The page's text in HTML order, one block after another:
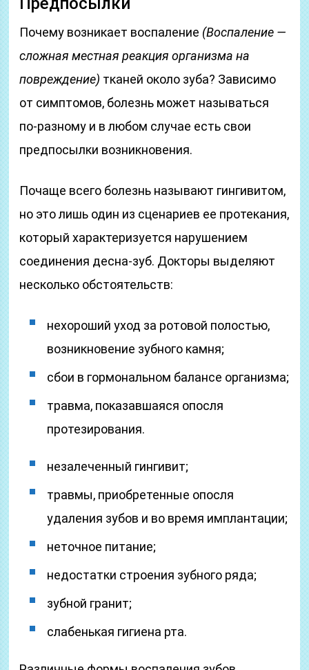
Почему возникает воспаление (Воспаление —
сложная местная реакция организма на
повреждение) тканей около зуба? Зависимо
от симптомов, болезнь может называться
по-разному и в любом случае есть свои
предпосылки возникновения.
Почаще всего болезнь называют гингивитом,
но это лишь один из сценариев ее протекания,
который характеризуется нарушением
соединения десна-зуб. Докторы выделяют
несколько обстоятельств:
нехороший уход за ротовой полостью,
возникновение зубного камня;
сбои в гормональном балансе организма;
травма, показавшаяся опосля
протезирования.
незалеченный гингивит;
травмы, приобретенные опосля
удаления зубов и во время имплантации;
неточное питание;
недостатки строения зубного ряда;
зубной гранит;
слабенькая гигиена рта.